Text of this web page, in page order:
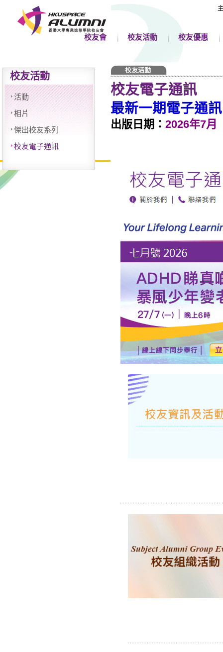
校友會 校友活動 校友優惠
校友活動
活動
相片
傑出校友系列
校友電子通訊
校友電子通訊
最新一期電子通訊
出版日期： 2026年7月